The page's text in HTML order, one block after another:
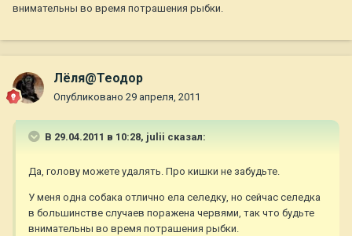
внимательны во время потрашения рыбки.
Лёля@Теодор
Опубликовано 29 апреля, 2011
В 29.04.2011 в 10:28, julii сказал:
Да, голову можете удалять. Про кишки не забудьте.
У меня одна собака отлично ела селедку, но сейчас селедка
в большинстве случаев поражена червями, так что будьте
внимательны во время потрашения рыбки.